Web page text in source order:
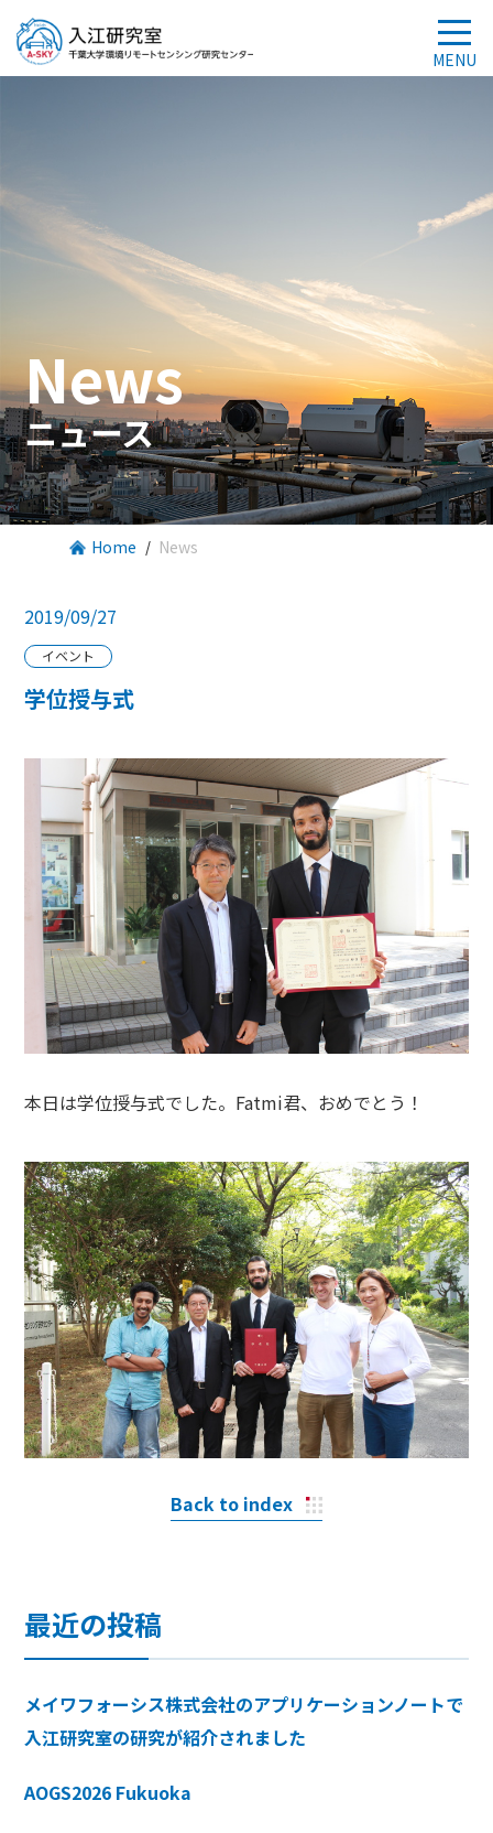
News
ニュース
Home News
2019/09/27
イベント
学位授与式
本日は学位授与式でした。Fatmi君、おめでとう！
Back to index
最近の投稿
メイワフォーシス株式会社のアプリケーションノートで
入江研究室の研究が紹介されました
AOGS2026 Fukuoka